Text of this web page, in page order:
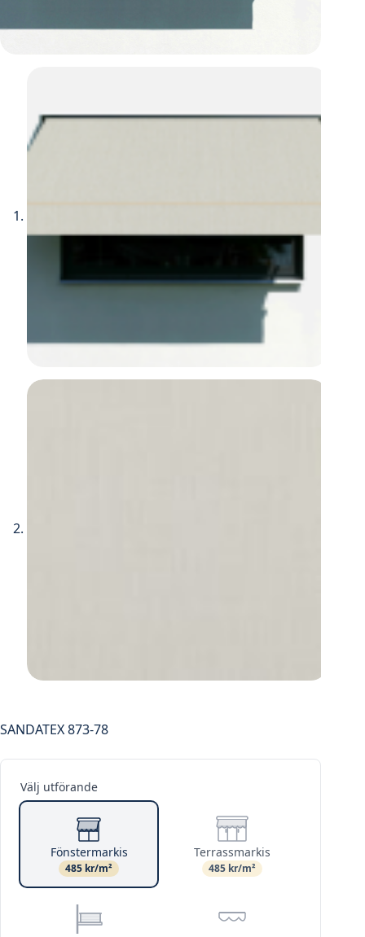
SANDATEX 873-78
Välj utförande
Fönstermarkis
485 kr/m²
Terrassmarkis
485 kr/m²